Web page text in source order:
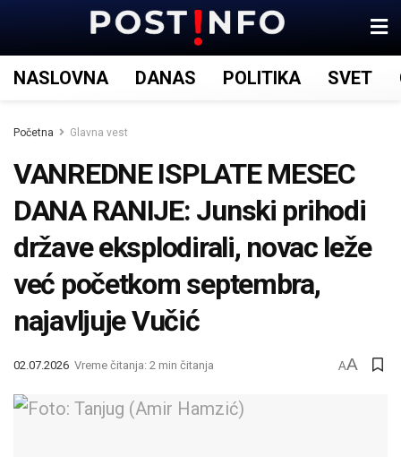
NASLOVNA DANAS POLITIKA SVET
Početna Glavna vest
VANREDNE ISPLATE MESEC
DANA RANIJE: Junski prihodi
države eksplodirali, novac leže
već početkom septembra,
najavljuje Vučić
02.07.2026 Vreme čitanja: 2 min čitanja AA